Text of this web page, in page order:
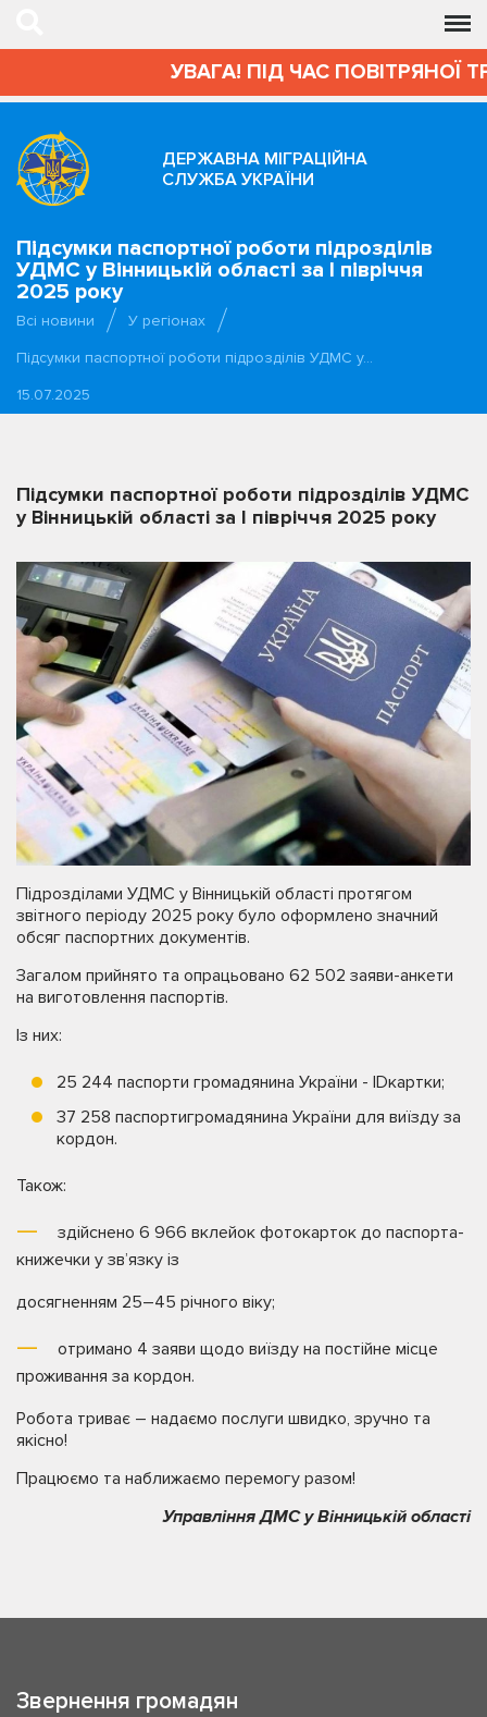
УВАГА! ПІД ЧАС ПОВІТРЯНОЇ
ДЕРЖАВНА МІГРАЦІЙНА
СЛУЖБА УКРАЇНИ
Підсумки паспортної роботи підрозділів
УДМС у Вінницькій області за І півріччя
2025 року
Всі новини
У регіонах
Підсумки паспортної роботи підрозділів УДМС у…
15.07.2025
Підсумки паспортної роботи підрозділів УДМС
у Вінницькій області за І півріччя 2025 року
Підрозділами УДМС у Вінницькій області протягом
звітного періоду 2025 року було оформлено значний
обсяг паспортних документів.
Загалом прийнято та опрацьовано 62 502 заяви-анкети
на виготовлення паспортів.
Із них:
25 244 паспорти громадянина України - IDкартки;
37 258 паспортигромадянина України для виїзду за
кордон.
Також:
здійснено 6 966 вклейок фотокарток до паспорта-
книжечки у зв’язку із
досягненням 25–45 річного віку;
отримано 4 заяви щодо виїзду на постійне місце
проживання за кордон.
Робота триває – надаємо послуги швидко, зручно та
якісно!
Працюємо та наближаємо перемогу разом!
Управління ДМС у Вінницькій області
Звернення громадян